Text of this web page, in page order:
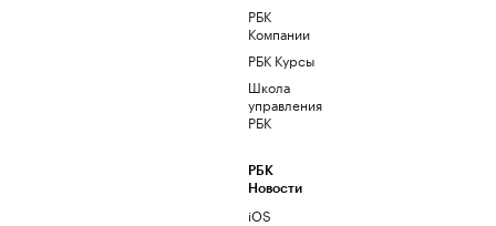
РБК
Компании
РБК Курсы
Школа
управления
РБК
РБК
Новости
iOS